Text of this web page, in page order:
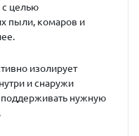
с целью
пыли, комаров и
изолирует
и снаружи
нужную